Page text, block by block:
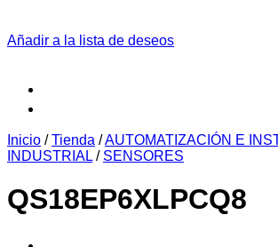
Añadir a la lista de deseos
Inicio / Tienda /AUTOMATIZACIÓN E
INDUSTRIAL / SENSORES
QS18EP6XLPCQ8